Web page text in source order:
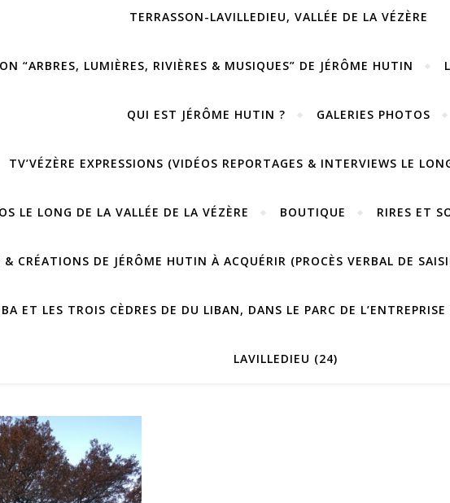
TERRASSON-LAVILLEDIEU, VALLÉE DE LA VÉZÈRE
“ARBRES, LUMIÈRES, RIVIÈRES & MUSIQUES” DE JÉRÔME HUTIN
QUI EST JÉRÔME HUTIN ? GALERIES PHOTOS
TV’VÉZÈRE EXPRESSIONS (VIDÉOS REPORTAGES & INTERVIEWS LE
LE LONG DE LA VALLÉE DE LA VÉZÈRE BOUTIQUE RIRES ET
CRÉATIONS DE JÉRÔME HUTIN À ACQUÉRIR (PROCÈS VERBAL DE
ET LES TROIS CÈDRES DE DU LIBAN, DANS LE PARC DE
LAVILLEDIEU (24)